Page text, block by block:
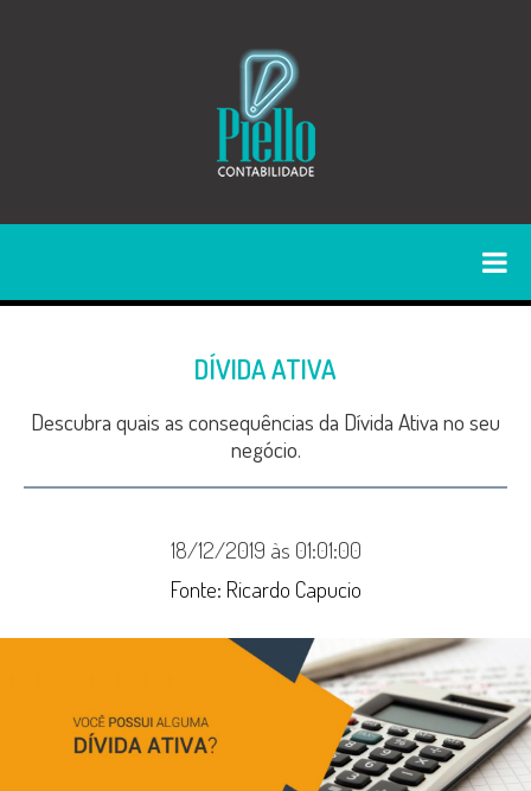
DÍVIDA ATIVA
Descubra quais as consequências da Dívida Ativa no seu
negócio.
18/12/2019 às 01:01:00
Fonte: Ricardo Capucio